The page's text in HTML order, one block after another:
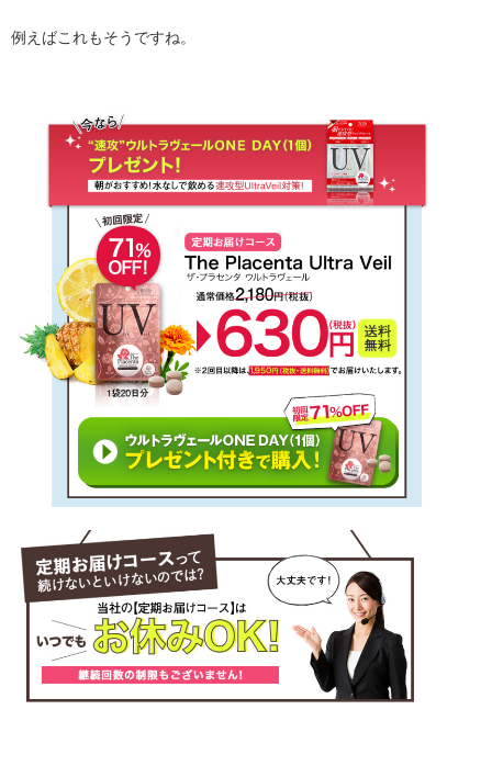
例えばこれもそうですね。